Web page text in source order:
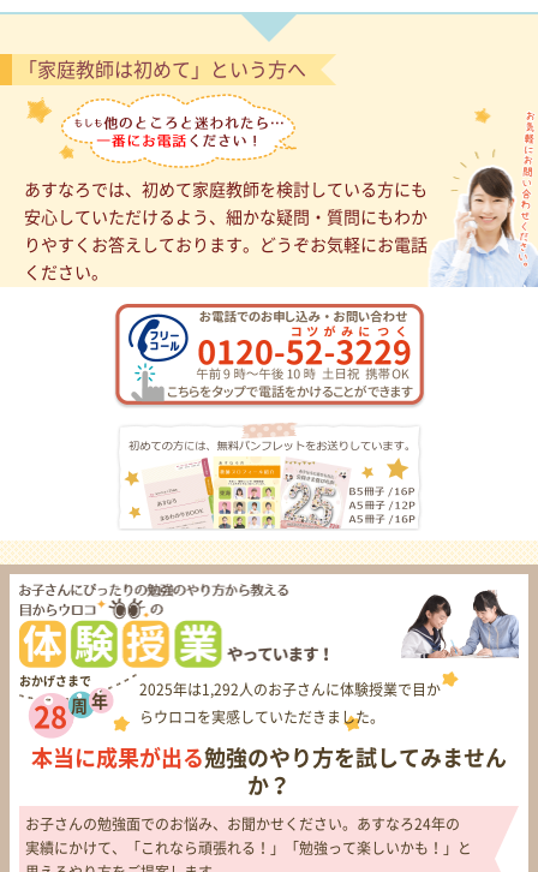
「家庭教師は初めて」という方へ
あすなろでは、初めて家庭教師を検討している方にも
安心していただけるよう、細かな疑問・質問にもわか
りやすくお答えしております。どうぞお気軽にお電話
ください。
おかげさまで
28 周 年
2025年は1,292人のお子さんに体験授業で目か
らウロコを実感していただきました。
本当に成果が出る勉強のやり方を試してみません
か？
お子さんの勉強面でのお悩み、お聞かせください。あすなろ24年の
実績にかけて、「これなら頑張れる！」「勉強って楽しいかも！」と